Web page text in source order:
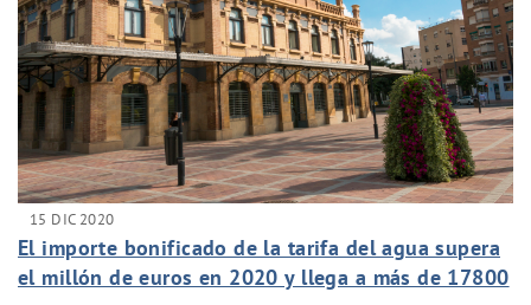
15 DIC 2020
El importe bonificado de la tarifa del agua supera
el millón de euros en 2020 y llega a más de 17800